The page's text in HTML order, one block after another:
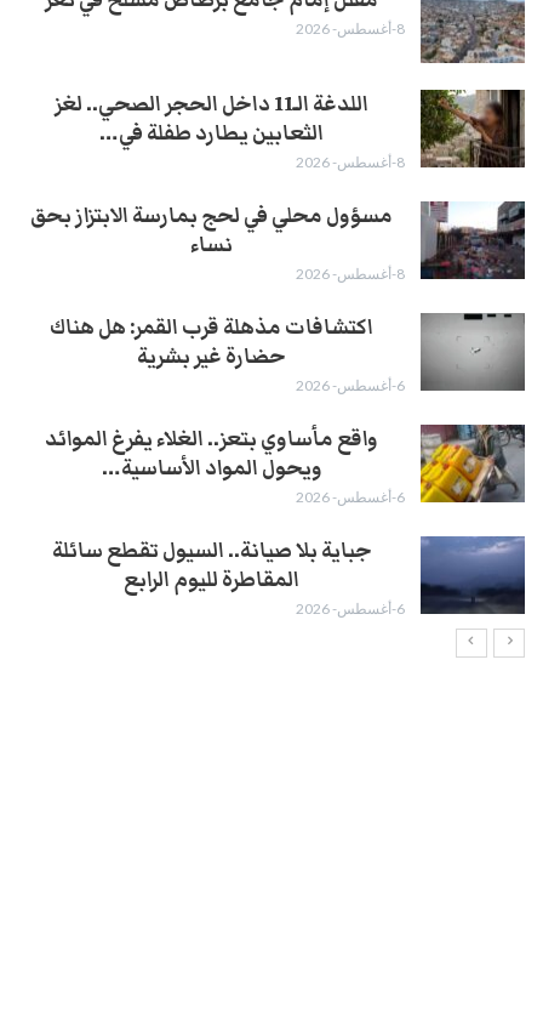
8-أغسطس- 2026
اللدغة الـ11 داخل الحجر الصحي.. لغز
الثعابين يطارد طفلة في…
8-أغسطس- 2026
مسؤول محلي في لحج بمارسة الابتزاز بحق
نساء
8-أغسطس- 2026
اكتشافات مذهلة قرب القمر: هل هناك
حضارة غير بشرية
6-أغسطس- 2026
واقع مأساوي بتعز.. الغلاء يفرغ الموائد
ويحول المواد الأساسية…
6-أغسطس- 2026
جباية بلا صيانة.. السيول تقطع سائلة
المقاطرة لليوم الرابع
6-أغسطس- 2026